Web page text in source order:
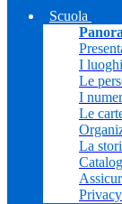
Scuola
I luoghi
Le
I
Le
La
Privacy